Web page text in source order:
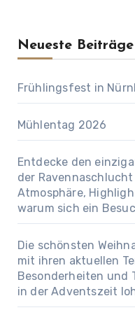
Neueste Beiträge
Frühlingsfest in
Mühlentag 2026
Entdecke den
der
Atmosphäre,
warum sich ein
Die schönsten
mit ihren aktuellen
Besonderheiten und
in der Adventszeit